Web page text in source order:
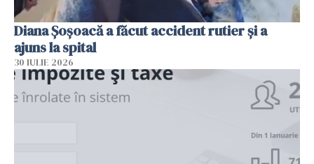
Diana Șoșoacă a făcut accident rutier și a
ajuns la spital
30 IULIE 2026